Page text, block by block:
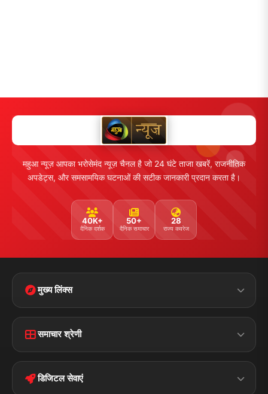
महुआ न्यूज़ आपका भरोसेमंद न्यूज़ चैनल है जो 24 घंटे ताजा खबरें, राजनीतिक
अपडेट्स, और समसामयिक घटनाओं की सटीक जानकारी प्रदान करता है।
40K+
दैनिक दर्शक
50+
दैनिक समाचार
28
राज्य कवरेज
मुख्य लिंक्स
Disclaimer
Terms &
समाचार श्रेणी
डिजिटल सेवाएं